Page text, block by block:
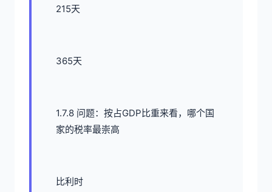
215天
365天
1.7.8 问题：按占GDP比重来看，哪个国
家的税率最崇高
比利时